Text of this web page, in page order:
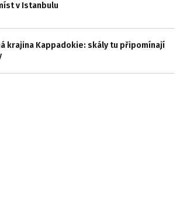
v Istanbulu
krajina Kappadokie: skály tu připomínají